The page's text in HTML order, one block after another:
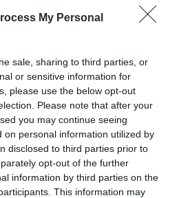
My Personal
sale, sharing to third parties, or
or sensitive information for
please use the below opt-out
Please note that after your
you may continue seeing
on personal information utilized by
disclosed to third parties prior to
opt-out of the further
information by third parties on the
This information may